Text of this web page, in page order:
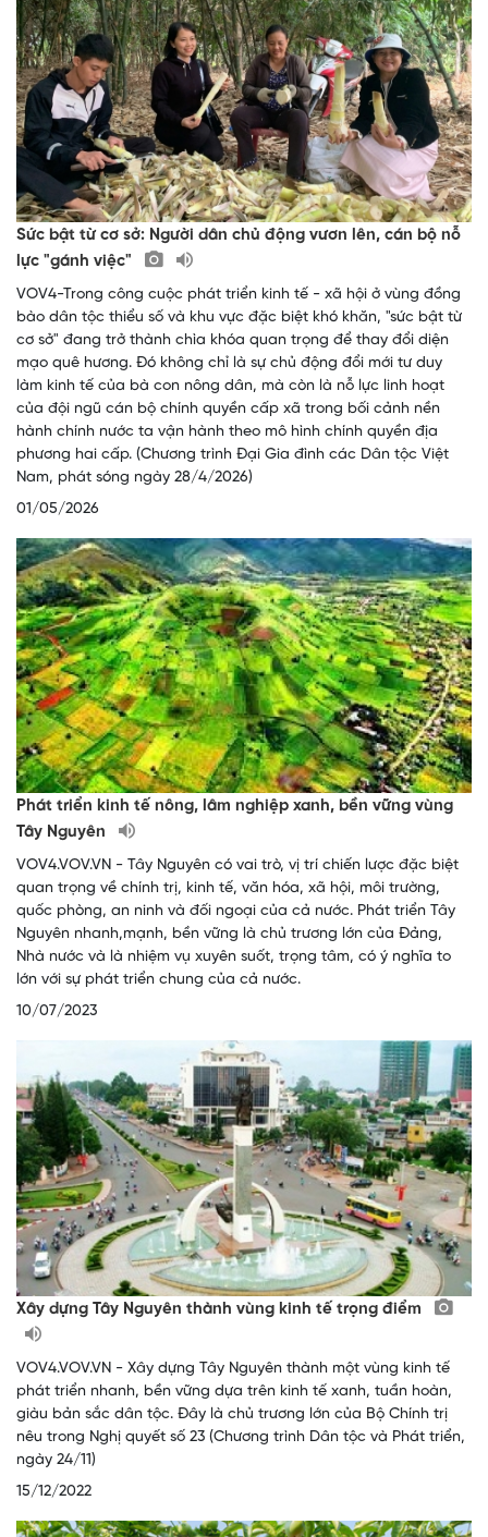
Sức bật từ cơ sở: Người dân chủ động vươn lên, cán bộ nỗ
lực "gánh việc"
VOV4-Trong công cuộc phát triển kinh tế - xã hội ở vùng đồng
bào dân tộc thiểu số và khu vực đặc biệt khó khăn, "sức bật từ
cơ sở" đang trở thành chìa khóa quan trọng để thay đổi diện
mạo quê hương. Đó không chỉ là sự chủ động đổi mới tư duy
làm kinh tế của bà con nông dân, mà còn là nỗ lực linh hoạt
của đội ngũ cán bộ chính quyền cấp xã trong bối cảnh nền
hành chính nước ta vận hành theo mô hình chính quyền địa
phương hai cấp. (Chương trình Đại Gia đình các Dân tộc Việt
Nam, phát sóng ngày 28/4/2026)
01/05/2026
Phát triển kinh tế nông, lâm nghiệp xanh, bền vững vùng
Tây Nguyên
VOV4.VOV.VN - Tây Nguyên có vai trò, vị trí chiến lược đặc biệt
quan trọng về chính trị, kinh tế, văn hóa, xã hội, môi trường,
quốc phòng, an ninh và đối ngoại của cả nước. Phát triển Tây
Nguyên nhanh,mạnh, bền vững là chủ trương lớn của Đảng,
Nhà nước và là nhiệm vụ xuyên suốt, trọng tâm, có ý nghĩa to
lớn với sự phát triển chung của cả nước.
10/07/2023
Xây dựng Tây Nguyên thành vùng kinh tế trọng điểm
VOV4.VOV.VN - Xây dựng Tây Nguyên thành một vùng kinh tế
phát triển nhanh, bền vững dựa trên kinh tế xanh, tuần hoàn,
giàu bản sắc dân tộc. Đây là chủ trương lớn của Bộ Chính trị
nêu trong Nghị quyết số 23 (Chương trình Dân tộc và Phát triển,
ngày 24/11)
15/12/2022